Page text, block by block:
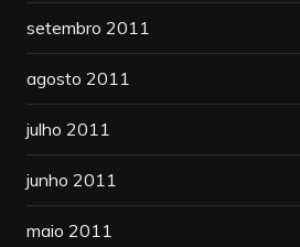
setembro 2011
agosto 2011
julho 2011
junho 2011
maio 2011